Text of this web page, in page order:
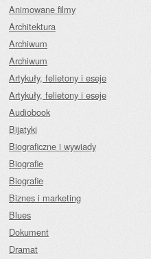
Animowane filmy
Architektura
Archiwum
Archiwum
Artykuły, felietony i eseje
Artykuły, felietony i eseje
Audiobook
Bijatyki
Biograficzne i wywiady
Biografie
Biografie
Biznes i marketing
Blues
Dokument
Dramat